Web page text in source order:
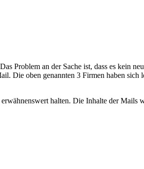
Problem an der Sache ist, dass es kein
Die oben genannten 3 Firmen haben sich
halten. Die Inhalte der Mails